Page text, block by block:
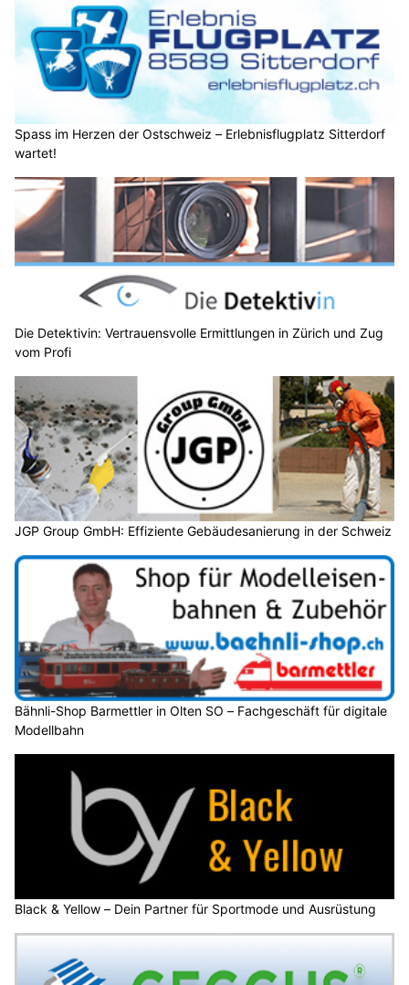
Spass im Herzen der Ostschweiz – Erlebnisflugplatz Sitterdorf
wartet!
Die Detektivin: Vertrauensvolle Ermittlungen in Zürich und Zug
vom Profi
JGP Group GmbH: Effiziente Gebäudesanierung in der Schweiz
Bähnli-Shop Barmettler in Olten SO – Fachgeschäft für digitale
Modellbahn
Black & Yellow – Dein Partner für Sportmode und Ausrüstung